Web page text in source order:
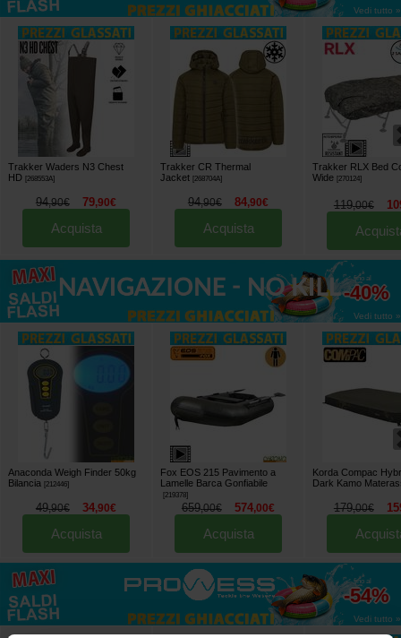
Vedi tutto »
Trakker Waders N3 Chest
HD
268553A]
94,90€ 79,90€
Acquista
Trakker CR Thermal
Jacket
268704A]
94,90€ 84,90€
Acquista
Trakker RLX Bed
Wide
270124]
119,00€
fino al
-40%
Vedi tutto »
Anaconda Weigh Finder 50kg
Bilancia
212446]
49,90€ 34,90€
Acquista
Fox EOS 215 Pavimento a
Lamelle Barca Gonfiabile
219378]
659,00€ 574,00€
Acquista
Korda Compac
Dark Kamo
179,00€
fino al
-54%
Vedi tutto »